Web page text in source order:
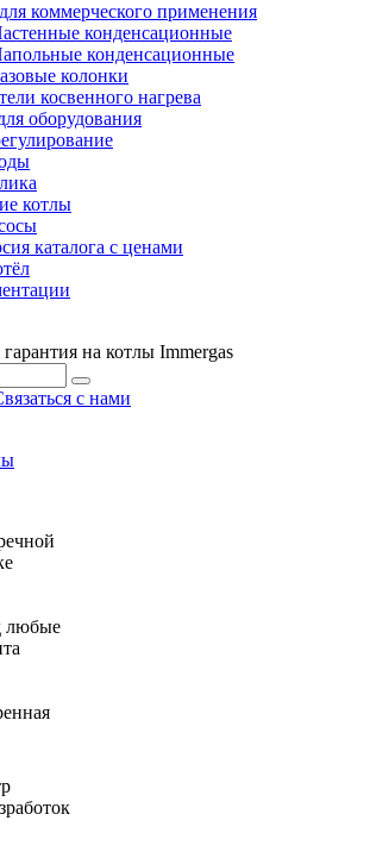
коммерческого применения
конденсационные
конденсационные
колонки
косвенного нагрева
оборудования
котлы
каталога с ценами
на котлы Immergas
с нами
любые